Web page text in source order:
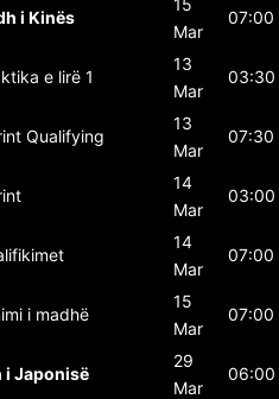
i Kinës
Mar
07:00
e lirë 1
13
Mar
03:30
Qualifying
13
Mar
07:30
14
Mar
03:00
14
Mar
07:00
i madhë
15
Mar
07:00
i Japonisë
29
Mar
06:00